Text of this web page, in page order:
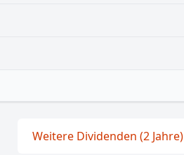
Weitere Dividenden (2 Jahre)